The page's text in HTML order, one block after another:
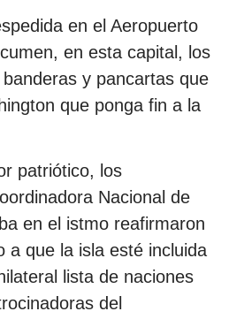
en el Aeropuerto
en esta capital, los
y pancartas que
que ponga fin a la
patriótico, los
Nacional de
en el istmo reafirmaron
a que la isla esté incluida
lista de naciones
del